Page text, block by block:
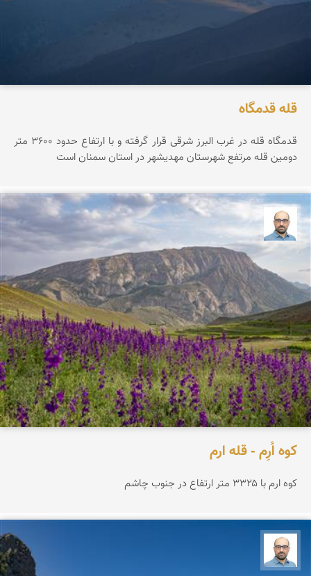
قله قدمگاه
قدمگاه قله در غرب البرز شرقی قرار گرفته و با ارتفاع حدود ۳۶0۰ متر
دومین قله مرتفع شهرستان مهدیشهر در استان سمنان است
کوه اُرِم - قله ارم
کوه ارم با ۳۳۲۵ متر ارتفاع در جنوب چاشم